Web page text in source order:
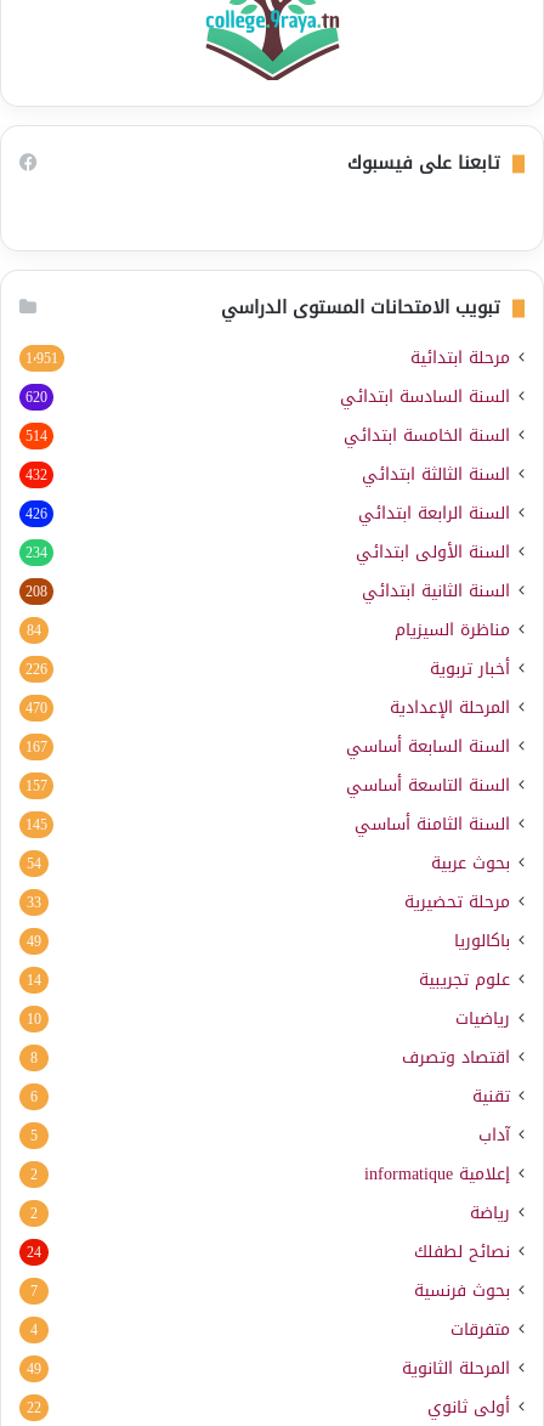
تابعنا على فيسبوك
تبويب الامتحانات المستوى الدراسي
مرحلة ابتدائية 1٬951
السنة السادسة ابتدائي 620
السنة الخامسة ابتدائي 514
السنة الثالثة ابتدائي 432
السنة الرابعة ابتدائي 426
السنة الأولى ابتدائي 234
السنة الثانية ابتدائي 208
مناظرة السيزيام 84
أخبار تربوية 226
المرحلة الإعدادية 470
السنة السابعة أساسي 167
السنة التاسعة أساسي 157
السنة الثامنة أساسي 145
بحوث عربية 54
مرحلة تحضيرية 33
باكالوريا 49
علوم تجريبية 14
رياضيات 10
اقتصاد وتصرف 8
تقنية 6
آداب 5
إعلامية informatique
2
رياضة 2
نصائح لطفلك 24
بحوث فرنسية 7
متفرقات 4
المرحلة الثانوية 49
أولى ثانوي 22